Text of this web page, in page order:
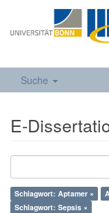
Suche
E-
Schlagwort: Aptamer ×
Schlagwort: Sepsis ×